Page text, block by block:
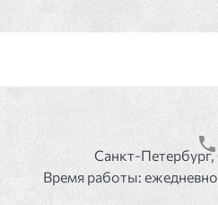
Санкт-
Время работы: